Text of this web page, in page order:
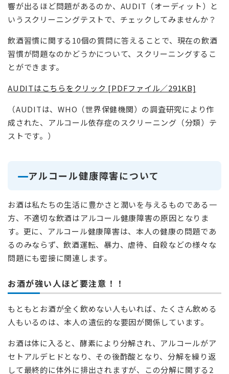
響が出るほど問題があるのか、AUDIT（オーディット）と
いうスクリーニングテストで、チェックしてみませんか？
飲酒習慣に関する10個の質問に答えることで、現在の飲酒
習慣が問題なのかどうかについて、スクリーニングするこ
とができます。
AUDITはこちらをクリック [PDFファイル／291KB]
（AUDITは、WHO（世界保健機関）の調査研究により作
成された、アルコール依存症のスクリーニング（分類）テ
ストです。）
アルコール健康障害について
お酒は私たちの生活に豊かさと潤いを与えるものである一
方、不適切な飲酒はアルコール健康障害の原因となりま
す。更に、アルコール健康障害は、本人の健康の問題であ
るのみならず、飲酒運転、暴力、虐待、自殺などの様々な
問題にも密接に関連します。
お酒が強い人ほど要注意！！
もともとお酒が全く飲めない人もいれば、たくさん飲める
人もいるのは、本人の遺伝的な要因が関係しています。
お酒は体に入ると、酵素により分解され、アルコールがア
セトアルデヒドとなり、その後酢酸となり、分解を繰り返
して最終的に体外に排出されますが、この分解に関する2